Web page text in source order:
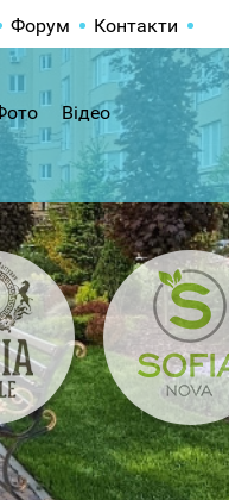
Форум Контакти
Відео